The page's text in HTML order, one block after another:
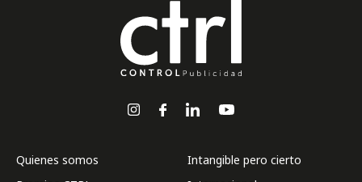
Quienes somos
Intangible pero cierto